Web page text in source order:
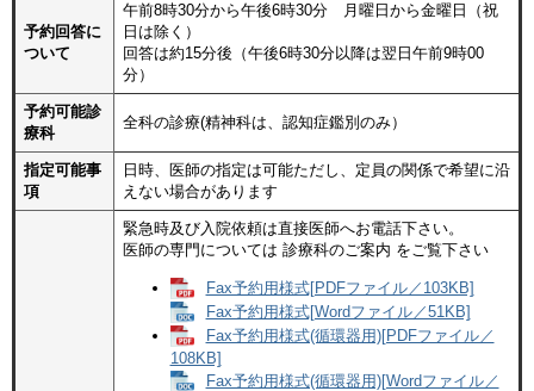
予約回答に
ついて
午前8時30分から午後6時30分 月曜日から金曜日（祝
日は除く）
回答は約15分後（午後6時30分以降は翌日午前9時00
分）
予約可能診
療科
全科の診療(精神科は、認知症鑑別のみ）
指定可能事
項
日時、医師の指定は可能ただし、定員の関係で希望に沿
えない場合があります
緊急時及び入院依頼は直接医師へお電話下さい。
医師の専門については 診療科のご案内 をご覧下さい
Fax予約用様式[PDFファイル／103KB]
Fax予約用様式[Wordファイル／51KB]
Fax予約用様式(循環器用)[PDFファイル／
108KB]
Fax予約用様式(循環器用)[Wordファイル／